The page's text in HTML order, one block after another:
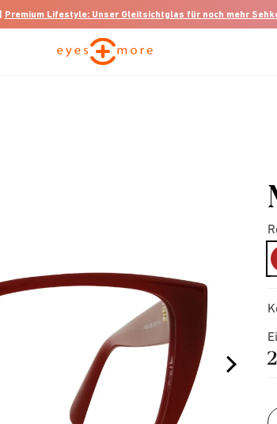
Premium Lifestyle: Unser Gleitsichtglas für noch mehr